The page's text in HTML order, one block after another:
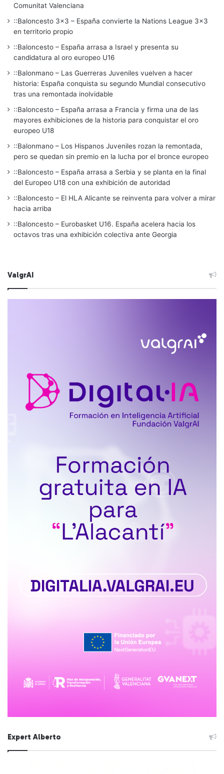
Comunitat Valenciana
::Baloncesto 3×3 – España convierte la Nations League 3×3
en territorio propio
::Baloncesto – España arrasa a Israel y presenta su
candidatura al oro europeo U16
::Balonmano – Las Guerreras Juveniles vuelven a hacer
historia: España conquista su segundo Mundial consecutivo
tras una remontada inolvidable
::Baloncesto – España arrasa a Francia y firma una de las
mayores exhibiciones de la historia para conquistar el oro
europeo U18
::Balonmano – Los Hispanos Juveniles rozan la remontada,
pero se quedan sin premio en la lucha por el bronce europeo
::Baloncesto – España arrasa a Serbia y se planta en la final
del Europeo U18 con una exhibición de autoridad
::Baloncesto – El HLA Alicante se reinventa para volver a mirar
hacia arriba
::Baloncesto – Eurobasket U16. España acelera hacia los
octavos tras una exhibición colectiva ante Georgia
ValgrAI
Expert Alberto